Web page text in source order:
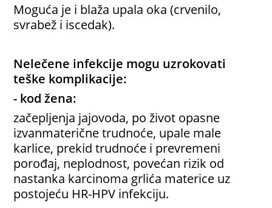
Moguća je i blaža upala oka (crvenilo,
svrabež i iscedak).
Nelečene infekcije mogu uzrokovati
teške komplikacije:
- kod žena:
začepljenja jajovoda, po život opasne
izvanmaterične trudnoće, upale male
karlice, prekid trudnoće i prevremeni
porođaj, neplodnost, povećan rizik od
nastanka karcinoma grlića materice uz
postojeću HR-HPV infekciju.